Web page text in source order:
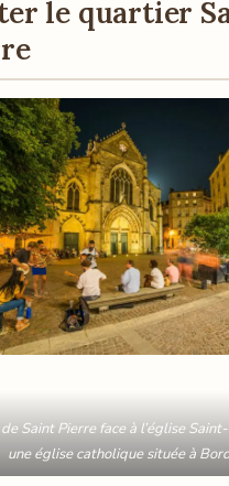
le quartier
Saint Pierre face à l’église
une église catholique située à